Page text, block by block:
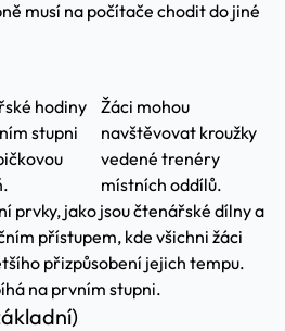
musí na počítače chodit do jiné
hodiny
stupni
Žáci mohou
navštěvovat kroužky
vedené trenéry
místních oddílů.
prvky, jako jsou čtenářské dílny a
přístupem, kde všichni žáci
přizpůsobení jejich tempu.
na prvním stupni.